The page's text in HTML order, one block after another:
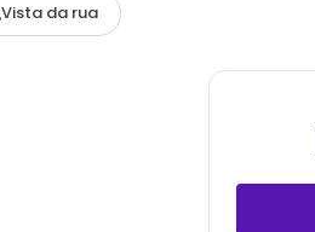
Vista da rua